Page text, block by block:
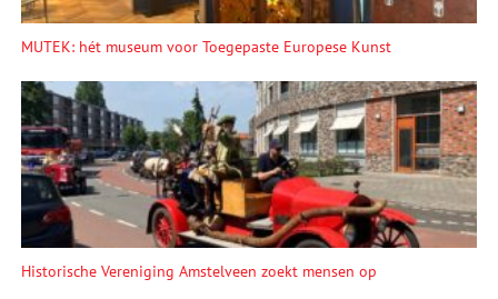
MUTEK: hét museum voor Toegepaste Europese Kunst
Historische Vereniging Amstelveen zoekt mensen op